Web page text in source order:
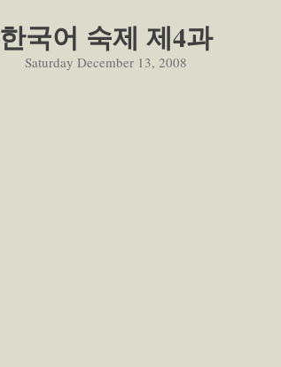
한국어 숙제 제4과
Saturday December 13, 2008